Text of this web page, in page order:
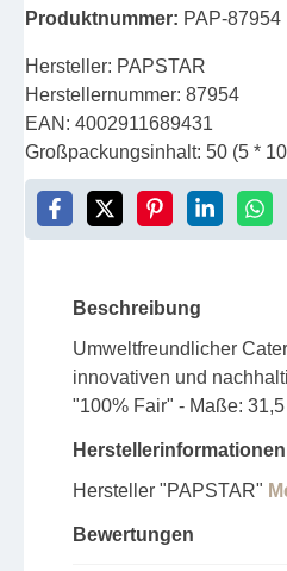
Produktnummer: PAP-87954
Hersteller: PAPSTAR
Herstellernummer: 87954
EAN: 4002911689431
Großpackungsinhalt: 50 (5 *
Beschreibung
Umweltfreundlicher
innovativen und
"100% Fair" - Maße:
Herstellerinformationen
Hersteller "PAPSTAR"
Bewertungen